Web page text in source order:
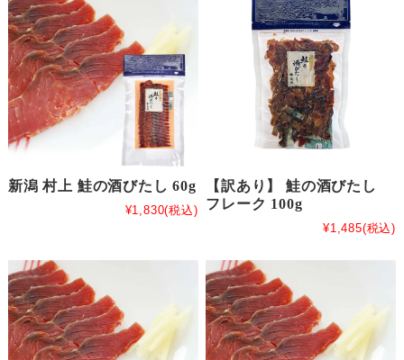
新潟 村上 鮭の酒びたし 60g
¥1,830(税込)
【訳あり】 鮭の酒びたし
フレーク 100g
¥1,485(税込)